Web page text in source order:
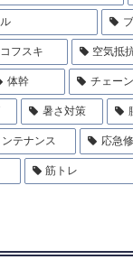
フスキ 空気抵
体幹 チェーン
暑さ対策
ンテナンス 応急
筋トレ